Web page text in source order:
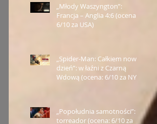
„Młody Waszyngton”:
Francja – Anglia 4:6 (ocena:
6/10 za USA)
„Spider-Man: Całkiem nowy
dzień”: w łaźni z Czarną
Wdową (ocena: 6/10 za NY)
„Popołudnia samotności”:
torreador (ocena: 6/10 za